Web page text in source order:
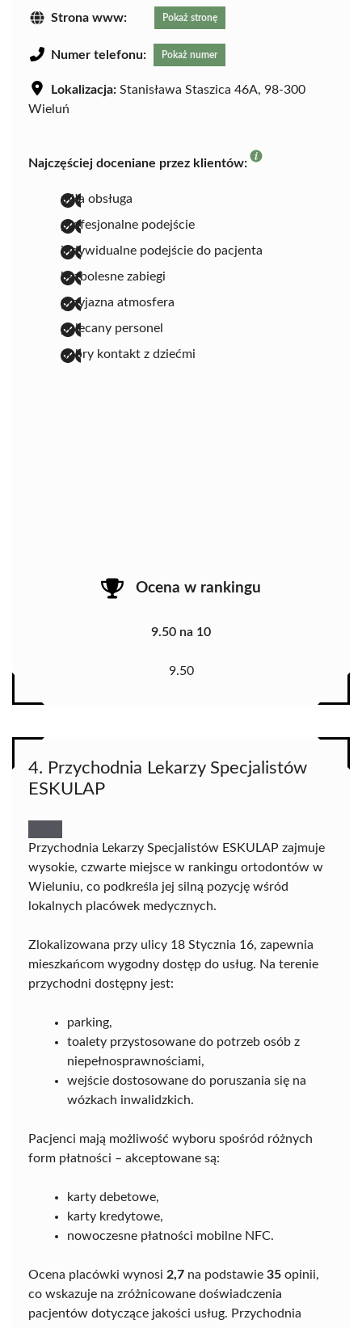
Strona www: Pokaż stronę
Numer telefonu: Pokaż numer
Lokalizacja: Stanisława Staszica 46A, 98-300
Wieluń
Najczęściej doceniane przez klientów:
miła obsługa
profesjonalne podejście
indywidualne podejście do pacjenta
bezbolesne zabiegi
przyjazna atmosfera
polecany personel
dobry kontakt z dziećmi
Ocena w rankingu
9.50 na 10
9.50
4. Przychodnia Lekarzy Specjalistów
ESKULAP
Przychodnia Lekarzy Specjalistów ESKULAP zajmuje
wysokie, czwarte miejsce w rankingu ortodontów w
Wieluniu, co podkreśla jej silną pozycję wśród
lokalnych placówek medycznych.
Zlokalizowana przy ulicy 18 Stycznia 16, zapewnia
mieszkańcom wygodny dostęp do usług. Na terenie
przychodni dostępny jest:
parking,
toalety przystosowane do potrzeb osób z
niepełnosprawnościami,
wejście dostosowane do poruszania się na
wózkach inwalidzkich.
Pacjenci mają możliwość wyboru spośród różnych
form płatności – akceptowane są:
karty debetowe,
karty kredytowe,
nowoczesne płatności mobilne NFC.
Ocena placówki wynosi 2,7 na podstawie 35 opinii,
co wskazuje na zróżnicowane doświadczenia
pacjentów dotyczące jakości usług. Przychodnia